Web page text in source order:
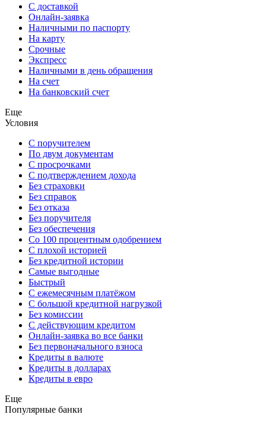
С доставкой
Онлайн-заявка
Наличными по паспорту
На карту
Срочные
Экспресс
Наличными в день обращения
На счет
На банковский счет
Еще
Условия
С поручителем
По двум документам
С просрочками
С подтверждением дохода
Без страховки
Без справок
Без отказа
Без поручителя
Без обеспечения
Со 100 процентным одобрением
С плохой историей
Без кредитной истории
Самые выгодные
Быстрый
С ежемесячным платёжом
С большой кредитной нагрузкой
Без комиссии
С действующим кредитом
Онлайн-заявка во все банки
Без первоначального взноса
Кредиты в валюте
Кредиты в долларах
Кредиты в евро
Еще
Популярные банки